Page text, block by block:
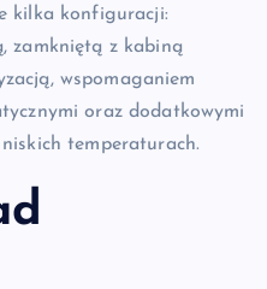
kilka konfiguracji:
zamkniętą z kabiną
wspomaganiem
oraz dodatkowymi
temperaturach.